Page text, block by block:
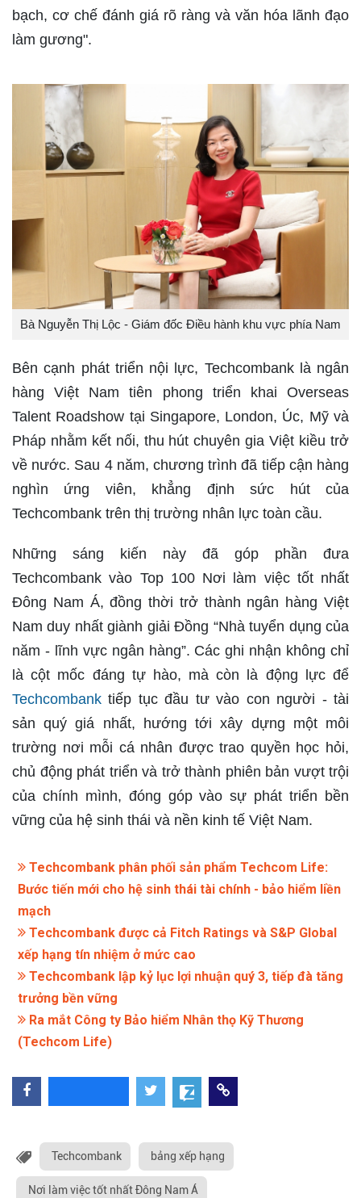
bạch, cơ chế đánh giá rõ ràng và văn hóa lãnh đạo
làm gương".
Bà Nguyễn Thị Lộc - Giám đốc Điều hành khu vực phía Nam
Bên cạnh phát triển nội lực, Techcombank là ngân
hàng Việt Nam tiên phong triển khai Overseas
Talent Roadshow tại Singapore, London, Úc, Mỹ và
Pháp nhằm kết nối, thu hút chuyên gia Việt kiều trở
về nước. Sau 4 năm, chương trình đã tiếp cận hàng
nghìn ứng viên, khẳng định sức hút của
Techcombank trên thị trường nhân lực toàn cầu.
Những sáng kiến này đã góp phần đưa
Techcombank vào Top 100 Nơi làm việc tốt nhất
Đông Nam Á, đồng thời trở thành ngân hàng Việt
Nam duy nhất giành giải Đồng “Nhà tuyển dụng của
năm - lĩnh vực ngân hàng”. Các ghi nhận không chỉ
là cột mốc đáng tự hào, mà còn là động lực để
Techcombank tiếp tục đầu tư vào con người - tài
sản quý giá nhất, hướng tới xây dựng một môi
trường nơi mỗi cá nhân được trao quyền học hỏi,
chủ động phát triển và trở thành phiên bản vượt trội
của chính mình, đóng góp vào sự phát triển bền
vững của hệ sinh thái và nền kinh tế Việt Nam.
Techcombank phân phối sản phẩm Techcom Life:
Bước tiến mới cho hệ sinh thái tài chính - bảo hiểm liền
mạch
Techcombank được cả Fitch Ratings và S&P Global
xếp hạng tín nhiệm ở mức cao
Techcombank lập kỷ lục lợi nhuận quý 3, tiếp đà tăng
trưởng bền vững
Ra mắt Công ty Bảo hiểm Nhân thọ Kỹ Thương
(Techcom Life)
Techcombank bảng xếp hạng
Nơi làm việc tốt nhất Đông Nam Á